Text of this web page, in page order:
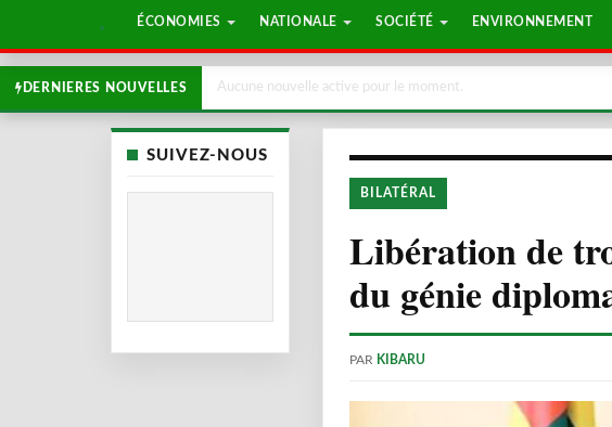
ÉCONOMIES NATIONALE SOCIÉTÉ ENVIRONNEMENT
DERNIERES NOUVELLES Aucune nouvelle active pour le moment.
SUIVEZ-NOUS
BILATÉRAL
Libération de
du génie
PAR KIBARU